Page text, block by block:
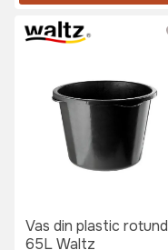
Vas din plastic rotund
65L Waltz